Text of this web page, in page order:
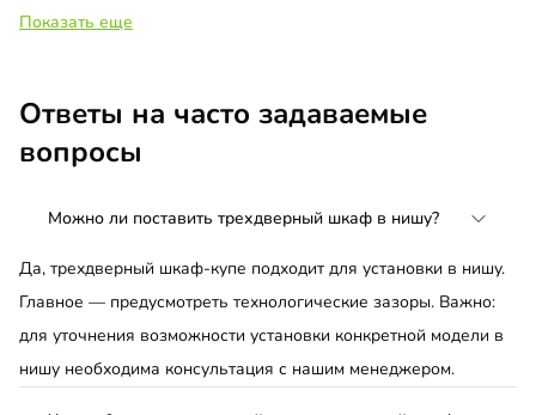
Показать еще
Ответы на часто задаваемые
вопросы
Можно ли поставить трехдверный шкаф в нишу?
Да, трехдверный шкаф-купе подходит для установки в нишу.
Главное — предусмотреть технологические зазоры. Важно:
для уточнения возможности установки конкретной модели в
нишу необходима консультация с нашим менеджером.